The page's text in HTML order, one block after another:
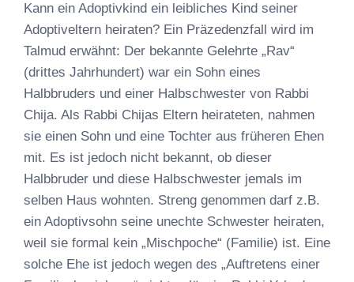
Kann ein Adoptivkind ein leibliches Kind seiner
Adoptiveltern heiraten? Ein Präzedenzfall wird im
Talmud erwähnt: Der bekannte Gelehrte „Rav“
(drittes Jahrhundert) war ein Sohn eines
Halbbruders und einer Halbschwester von Rabbi
Chija. Als Rabbi Chijas Eltern heirateten, nahmen
sie einen Sohn und eine Tochter aus früheren Ehen
mit. Es ist jedoch nicht bekannt, ob dieser
Halbbruder und diese Halbschwester jemals im
selben Haus wohnten. Streng genommen darf z.B.
ein Adoptivsohn seine unechte Schwester heiraten,
weil sie formal kein „Mischpoche“ (Familie) ist. Eine
solche Ehe ist jedoch wegen des „Auftretens einer